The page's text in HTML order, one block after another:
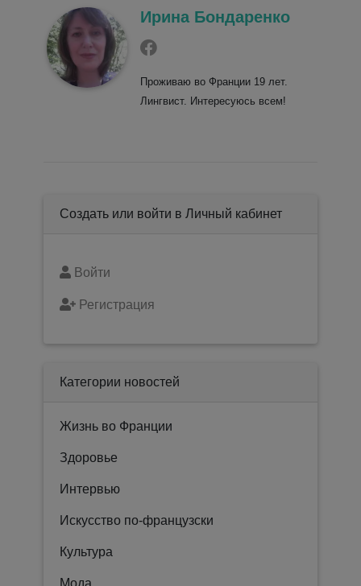
Ирина Бондаренко
Проживаю во Франции 19 лет.
Лингвист. Интересуюсь всем!
Создать или войти в Личный кабинет
Войти
Регистрация
Категории новостей
Жизнь во Франции
Здоровье
Интервью
Искусство по-французски
Культура
Мода